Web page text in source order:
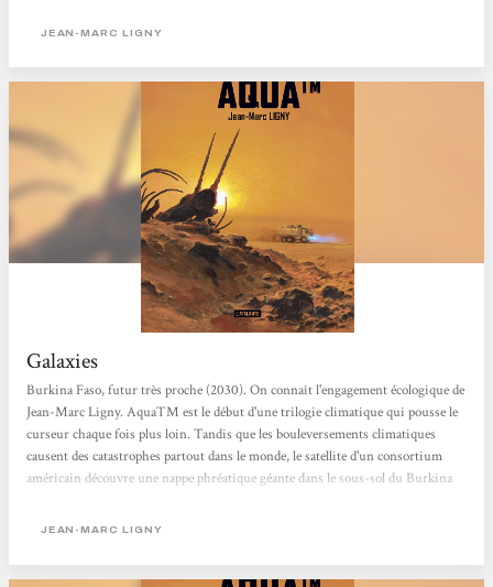
entreprises multinationales, bardées de leurs avocats et de leurs droits
JEAN-MARC LIGNY
Galaxies
Burkina Faso, futur très proche (2030). On connaît l'engagement écologique de
Jean-Marc Ligny. AquaTM est le début d'une trilogie climatique qui pousse le
curseur chaque fois plus loin. Tandis que les bouleversements climatiques
causent des catastrophes partout dans le monde, le satellite d'un consortium
américain découvre une nappe phréatique géante dans le sous-sol du Burkina
multiplient. Sauf que le consortium entend exploiter la découverte pour son
JEAN-MARC LIGNY